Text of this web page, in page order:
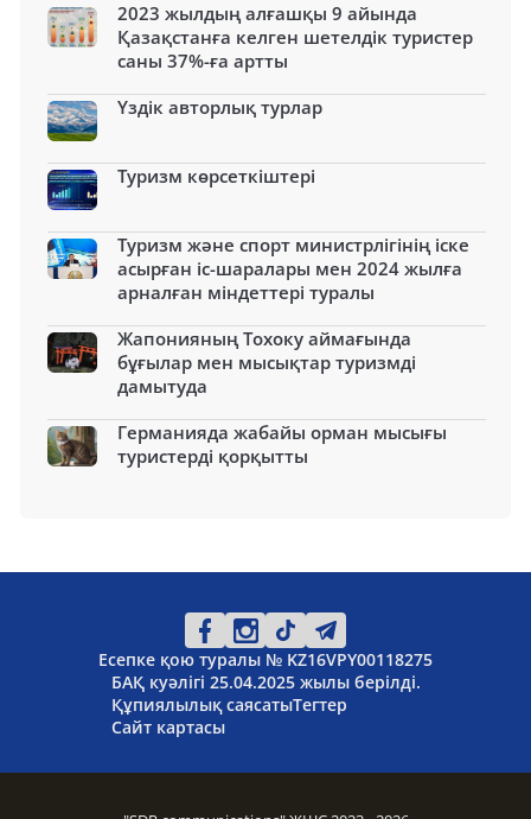
2023 жылдың алғашқы 9 айында
Қазақстанға келген шетелдік туристер
саны 37%-ға артты
Үздік авторлық турлар
Туризм көрсеткіштері
Туризм және спорт министрлігінің іске
асырған іс-шаралары мен 2024 жылға
арналған міндеттері туралы
Жапонияның Тохоку аймағында
бұғылар мен мысықтар туризмді
дамытуда
Германияда жабайы орман мысығы
туристерді қорқытты
Есепке қою туралы № KZ16VPY00118275
БАҚ куәлігі 25.04.2025 жылы берілді.
Құпиялылық саясатыТегтер
Сайт картасы